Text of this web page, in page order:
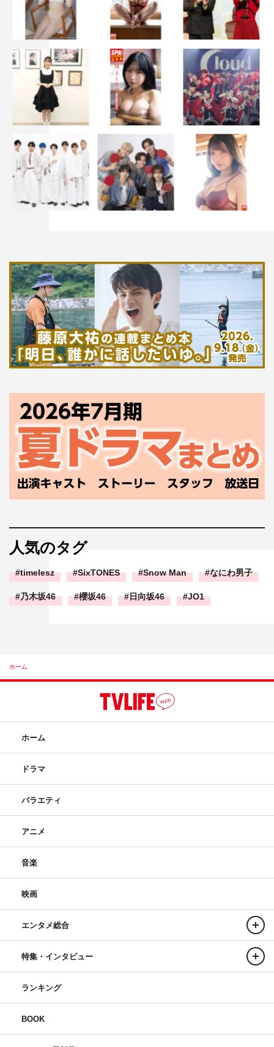
人気のタグ
timelesz SixTONES Snow Man なにわ男子
乃木坂46 櫻坂46 日向坂46 JO1
ホーム
ホーム
ドラマ
バラエティ
アニメ
音楽
映画
エンタメ総合
特集・インタビュー
ランキング
BOOK